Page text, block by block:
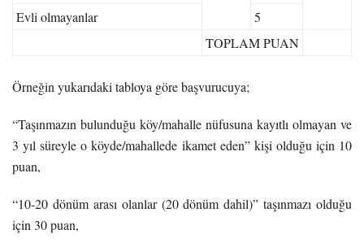
Evli olmayanlar
5
TOPLAM PUAN
Örneğin yukarıdaki tabloya göre başvurucuya;
“Taşınmazın bulunduğu köy/mahalle nüfusuna kayıtlı olmayan ve
3 yıl süreyle o köyde/mahallede ikamet eden” kişi olduğu için 10
puan,
“10-20 dönüm arası olanlar (20 dönüm dahil)” taşınmazı olduğu
için 30 puan,